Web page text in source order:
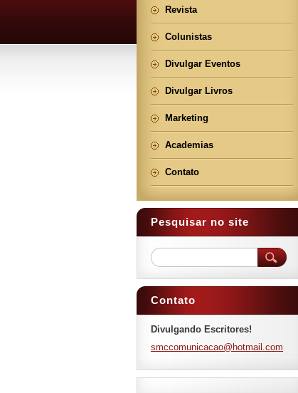
Revista
Colunistas
Divulgar Eventos
Divulgar Livros
Marketing
Academias
Contato
Pesquisar no site
Contato
Divulgando Escritores!
smccomunicacao@hotmail.com